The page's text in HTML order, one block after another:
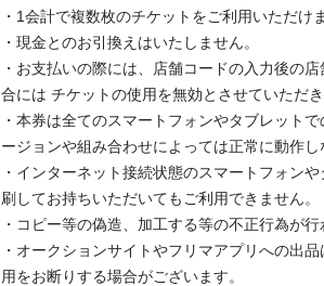
・1会計で複数枚のチケットをご利用いただけ
・現金とのお引換えはいたしません。
・お支払いの際には、店舗コードの入力後の
合には チケットの使用を無効とさせていただき
・本券は全てのスマートフォンやタブレット
ージョンや組み合わせによっては正常に動作し
・インターネット接続状態のスマートフォン
刷してお持ちいただいてもご利用できません。
・コピー等の偽造、加工する等の不正行為が
・オークションサイトやフリマアプリへの出
用をお断りする場合がございます。